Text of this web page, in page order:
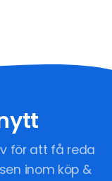
för att få reda
inom köp &